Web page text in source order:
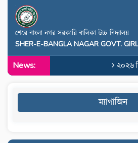
শেরে বাংলা নগর সরকারি বালিকা উচ্চ বিদ্যালয়
SHER-E-BANGLA NAGAR GOVT.
News: ২০২৬
ম্যাগাজিন